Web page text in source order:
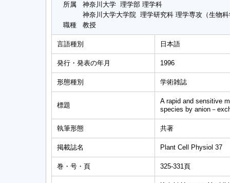
所属
神奈川大学 理学部 理学科
神奈川大学大学院 理学研究科 理学専攻（生物
職種
教授
言語種別 日本語
発行・発表の年月 1996
形態種別 学術雑誌
標題
A rapid and sensitive
species by anion－
執筆形態 共著
掲載誌名 Plant Cell Physiol 37
巻・号・頁 325-331頁